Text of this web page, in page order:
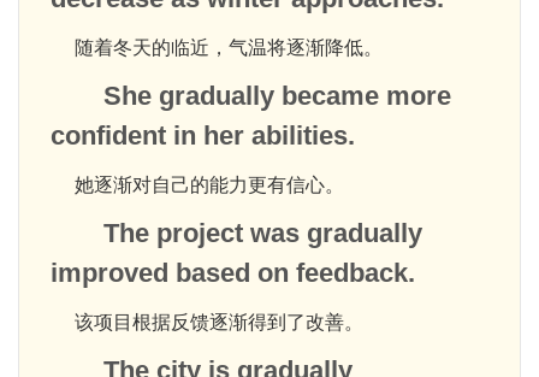
随着冬天的临近，气温将逐渐降低。
She gradually became more
confident in her abilities.
她逐渐对自己的能力更有信心。
The project was gradually
improved based on feedback.
该项目根据反馈逐渐得到了改善。
The city is gradually